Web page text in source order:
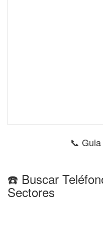
📞
☎️ Buscar
Sectores